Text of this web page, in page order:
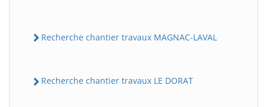
Recherche chantier travaux MAGNAC-LAVAL
Recherche chantier travaux LE DORAT